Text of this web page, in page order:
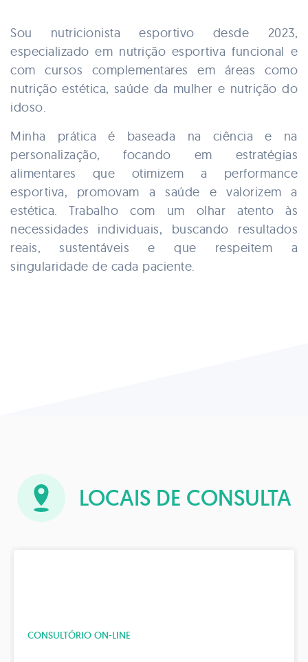
Sou nutricionista esportivo desde 2023,
especializado em nutrição esportiva funcional e
com cursos complementares em áreas como
nutrição estética, saúde da mulher e nutrição do
idoso.
Minha prática é baseada na ciência e na
personalização, focando em estratégias
alimentares que otimizem a performance
esportiva, promovam a saúde e valorizem a
estética. Trabalho com um olhar atento às
necessidades individuais, buscando resultados
reais, sustentáveis e que respeitem a
singularidade de cada paciente.
LOCAIS DE CONSULTA
CONSULTÓRIO ON-LINE